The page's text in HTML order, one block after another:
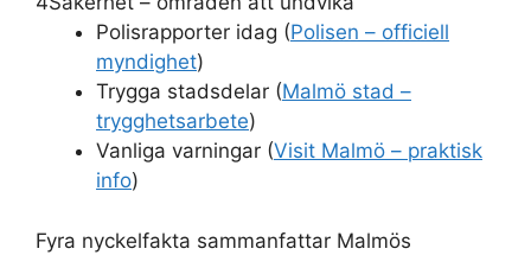
Polisrapporter idag (Polisen – officiell
myndighet)
Trygga stadsdelar (Malmö stad –
trygghetsarbete)
Vanliga varningar (Visit Malmö – praktisk
info)
Fyra nyckelfakta sammanfattar Malmös